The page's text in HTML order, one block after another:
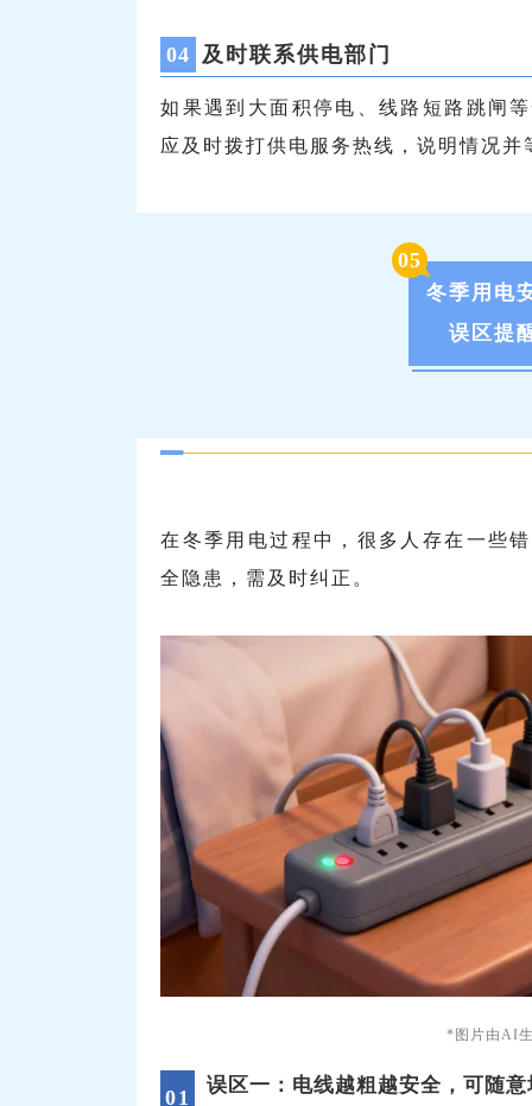
04 及时联系供电部门
如果遇到大面积停电、线路短路跳闸
应及时拨打供电服务热线，说明情况
05
冬季用电
误区提
在冬季用电过程中，很多人存在一些
全隐患，需及时纠正。
*图片由AI
01
误区一：电线越粗越安全，可随